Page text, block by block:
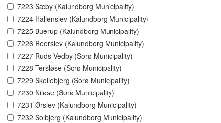
7223 Sæby (Kalundborg Municipality)
7224 Hallenslev (Kalundborg Municipality)
7225 Buerup (Kalundborg Municipality)
7226 Reerslev (Kalundborg Municipality)
7227 Ruds Vedby (Sorø Municipality)
7228 Tersløse (Sorø Municipality)
7229 Skellebjerg (Sorø Municipality)
7230 Niløse (Sorø Municipality)
7231 Ørslev (Kalundborg Municipality)
7232 Solbjerg (Kalundborg Municipality)